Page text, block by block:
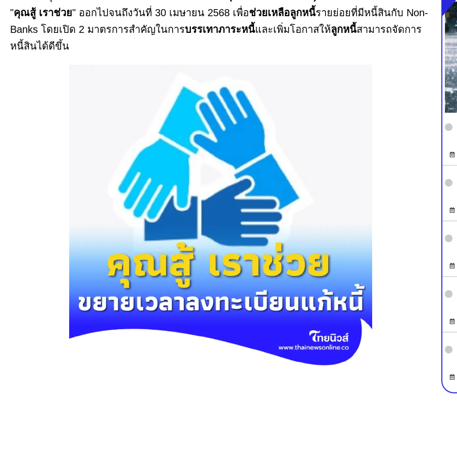
"คุณสู้ เราช่วย" ออกไปจนถึงวันที่ 30 เมษายน 2568 เพื่อช่วยเหลือลูกหนี้รายย่อยที่มีหนี้สินกับ Non-
Banks โดยเปิด 2 มาตรการสำคัญในการบรรเทาภาระหนี้และเพิ่มโอกาสให้ลูกหนี้สามารถจัดการ
หนี้สินได้ดีขึ้น